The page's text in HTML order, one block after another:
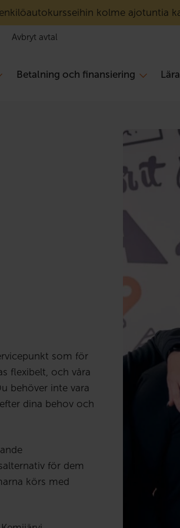
kolme ajotuntia
Betalning och finansiering
Avbryt avtal
som för
flexibelt, och våra
behöver inte vara
dina behov och
för dem
körs med